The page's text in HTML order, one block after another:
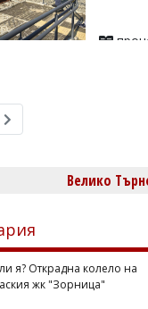
Велико
я? Открадна колело на
жк "Зорница"